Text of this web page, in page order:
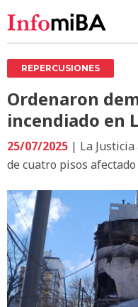
REPERCUSIONES
Ordenaron
incendiado en
25/07/2025 | La
de cuatro pisos